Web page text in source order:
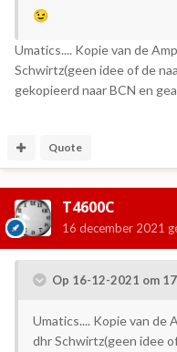
😉
Umatics.... Kopie van de
Schwirtz(geen idee of de
gekopieerd naar BCN en
Quote
T4600C
16 december 2021
Op 16-12-2021 om
Umatics.... Kopie van de
dhr Schwirtz(geen idee